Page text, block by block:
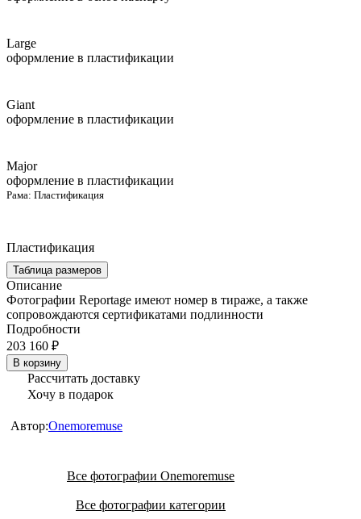
Large
оформление в пластификации
Giant
оформление в пластификации
Major
оформление в пластификации
Рама: Пластификация
Пластификация
Таблица размеров
Описание
Фотографии Reportage имеют номер в тираже, а также
сопровождаются сертификатами подлинности
Подробности
203 160 ₽
В корзину
Рассчитать доставку
Хочу в подарок
Автор:Onemoremuse
Все фотографии Onemoremuse
Все фотографии категории